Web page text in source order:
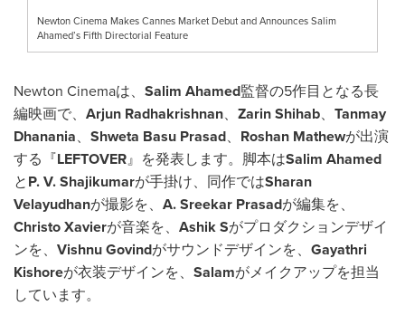
Newton Cinema Makes Cannes Market Debut and Announces Salim
Ahamed’s Fifth Directorial Feature
Newton Cinemaは、 Salim Ahamed監督の5作目となる長
編映画で、 Arjun Radhakrishnan、 Zarin Shihab、 Tanmay
Dhanania、 Shweta Basu Prasad、 Roshan Mathewが出演
する『LEFTOVER』を発表します。脚本はSalim Ahamed
とP. V. Shajikumarが手掛け、同作ではSharan
Velayudhanが撮影を、 A. Sreekar Prasadが編集を、
Christo Xavierが音楽を、 Ashik Sがプロダクションデザイ
ンを、 Vishnu Govindがサウンドデザインを、 Gayathri
Kishoreが衣装デザインを、 Salamがメイクアップを担当
しています。